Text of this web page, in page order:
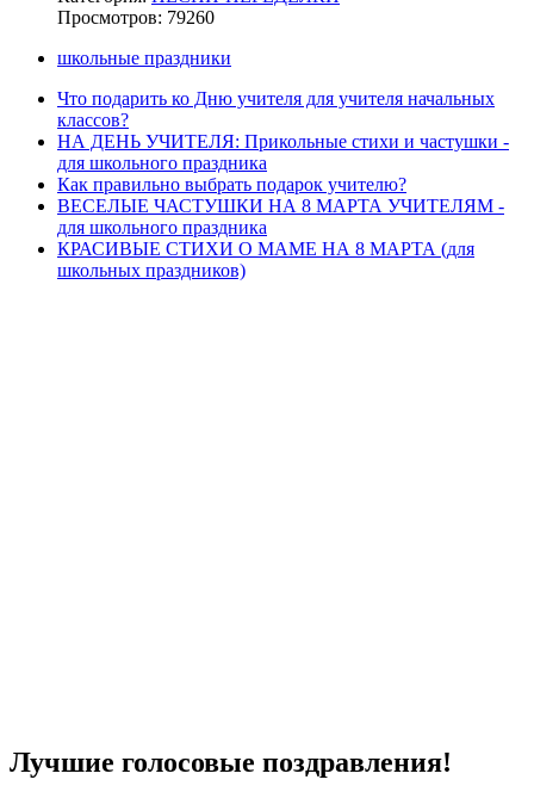
Просмотров: 79260
школьные праздники
Что подарить ко Дню учителя для учителя начальных
классов?
НА ДЕНЬ УЧИТЕЛЯ: Прикольные стихи и частушки -
для школьного праздника
Как правильно выбрать подарок учителю?
ВЕСЕЛЫЕ ЧАСТУШКИ НА 8 МАРТА УЧИТЕЛЯМ -
для школьного праздника
КРАСИВЫЕ СТИХИ О МАМЕ НА 8 МАРТА (для
школьных праздников)
Лучшие голосовые поздравления!